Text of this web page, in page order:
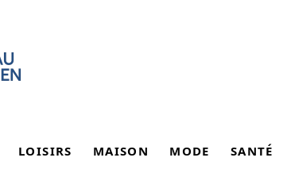
LOISIRS MAISON MODE SANTÉ